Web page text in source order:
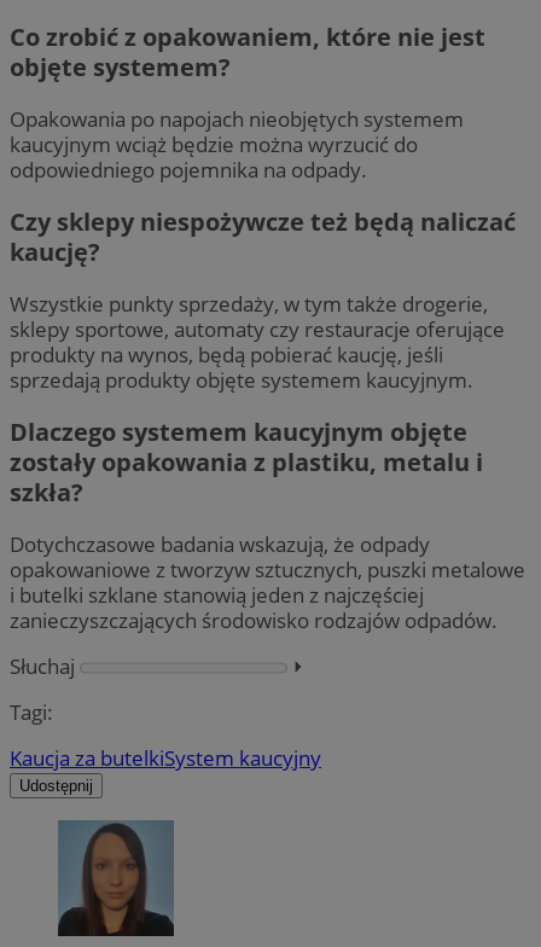
Co zrobić z opakowaniem, które nie jest
objęte systemem?
Opakowania po napojach nieobjętych systemem
kaucyjnym wciąż będzie można wyrzucić do
odpowiedniego pojemnika na odpady.
Czy sklepy niespożywcze też będą naliczać
kaucję?
Wszystkie punkty sprzedaży, w tym także drogerie,
sklepy sportowe, automaty czy restauracje oferujące
produkty na wynos, będą pobierać kaucję, jeśli
sprzedają produkty objęte systemem kaucyjnym.
Dlaczego systemem kaucyjnym objęte
zostały opakowania z plastiku, metalu i
szkła?
Dotychczasowe badania wskazują, że odpady
opakowaniowe z tworzyw sztucznych, puszki metalowe
i butelki szklane stanowią jeden z najczęściej
zanieczyszczających środowisko rodzajów odpadów.
Słuchaj
⏵︎
Tagi:
Kaucja za butelkiSystem kaucyjny
Udostępnij